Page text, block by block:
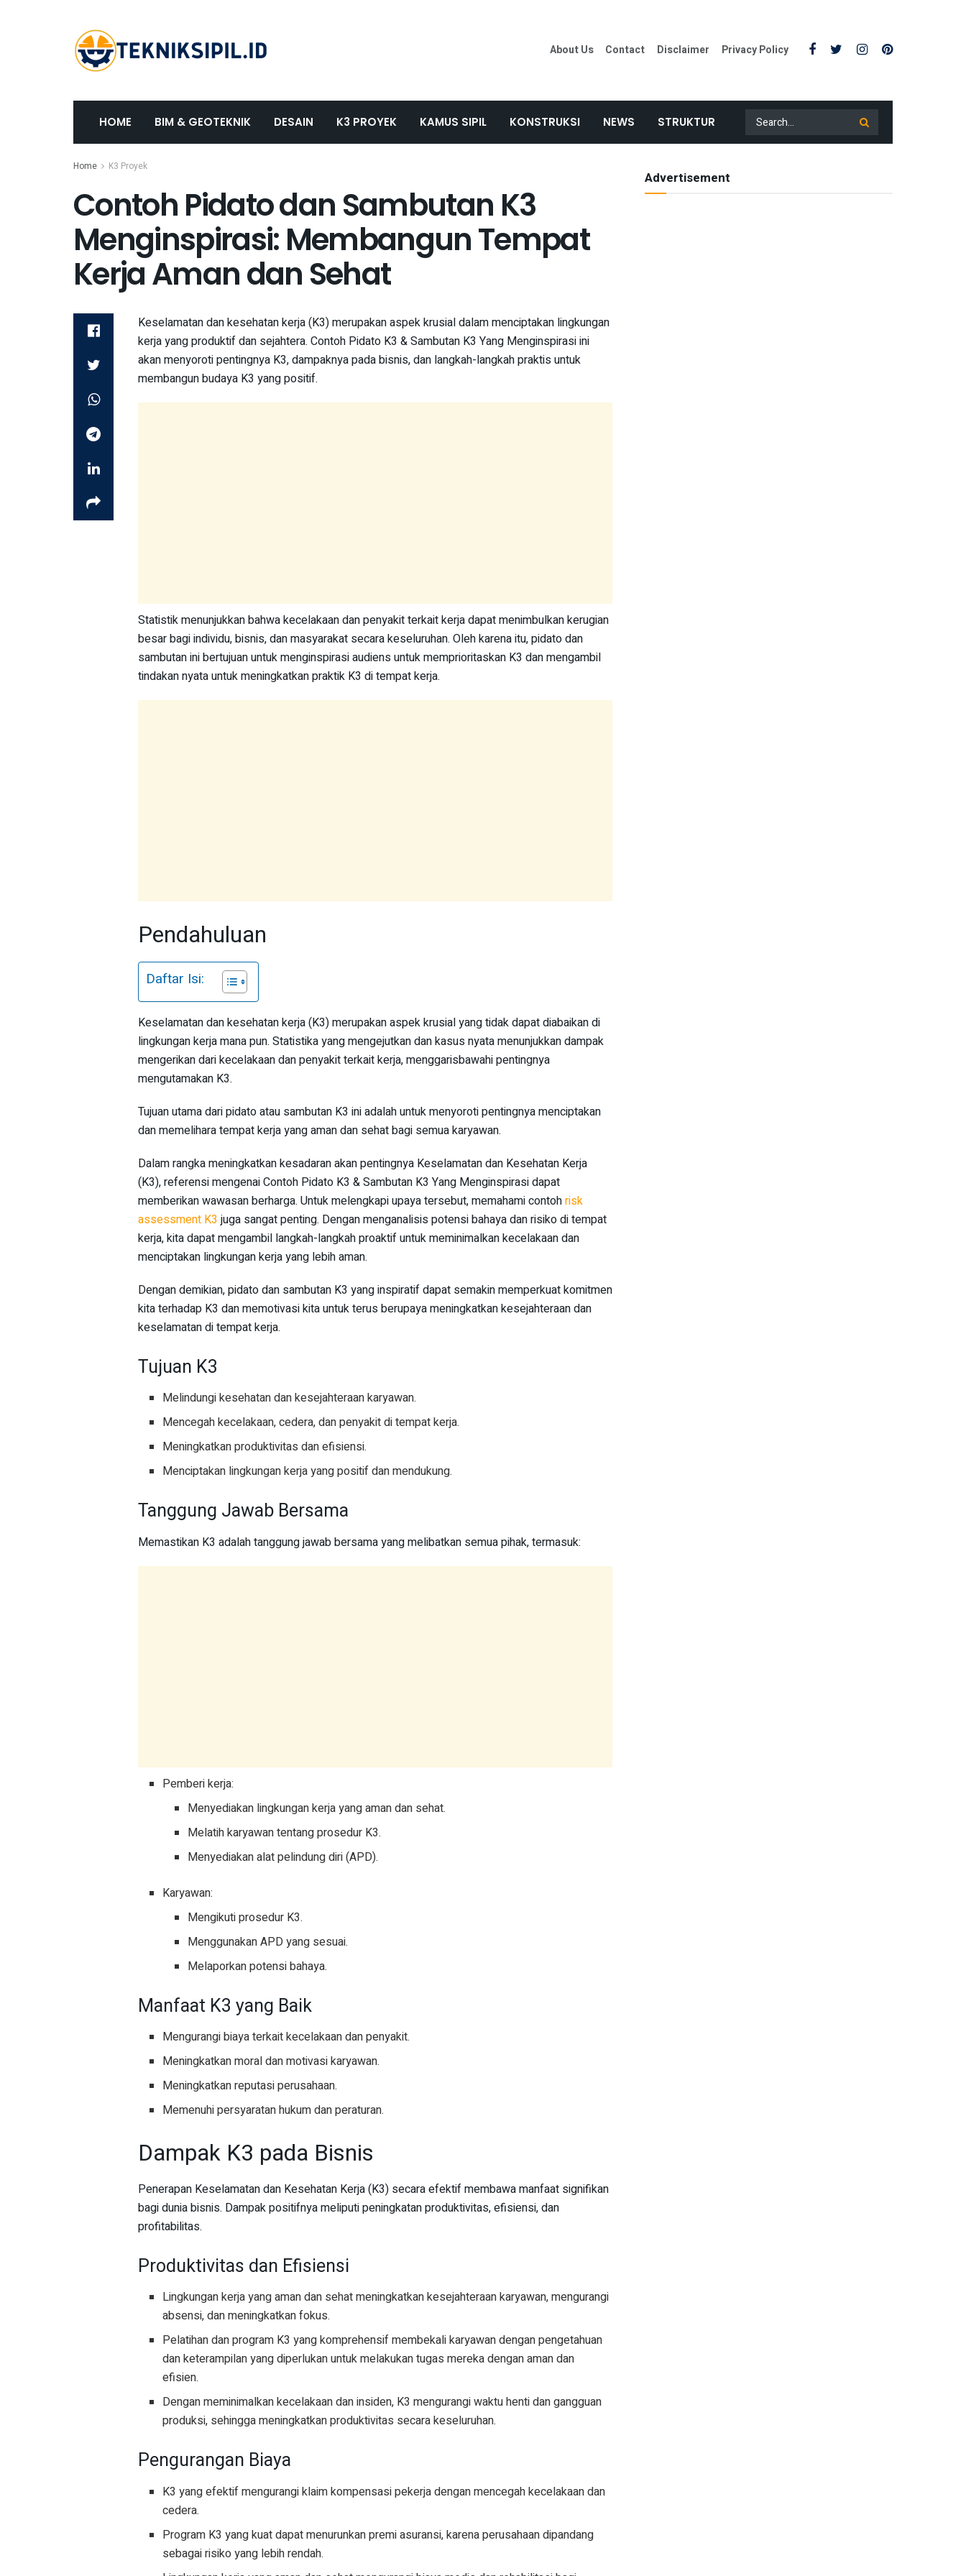
About Us Contact Disclaimer Privacy Policy
HOME BIM & GEOTEKNIK DESAIN K3 PROYEK KAMUS SIPIL KONSTRUKSI NEWS STRUKTUR
Home K3 Proyek
Contoh Pidato dan Sambutan K3
Menginspirasi: Membangun Tempat
Kerja Aman dan Sehat
Keselamatan dan kesehatan kerja (K3) merupakan aspek krusial dalam menciptakan lingkungan
kerja yang produktif dan sejahtera. Contoh Pidato K3 & Sambutan K3 Yang Menginspirasi ini
akan menyoroti pentingnya K3, dampaknya pada bisnis, dan langkah-langkah praktis untuk
membangun budaya K3 yang positif.
Statistik menunjukkan bahwa kecelakaan dan penyakit terkait kerja dapat menimbulkan kerugian
besar bagi individu, bisnis, dan masyarakat secara keseluruhan. Oleh karena itu, pidato dan
sambutan ini bertujuan untuk menginspirasi audiens untuk memprioritaskan K3 dan mengambil
tindakan nyata untuk meningkatkan praktik K3 di tempat kerja.
Pendahuluan
Daftar Isi:
Keselamatan dan kesehatan kerja (K3) merupakan aspek krusial yang tidak dapat diabaikan di
lingkungan kerja mana pun. Statistika yang mengejutkan dan kasus nyata menunjukkan dampak
mengerikan dari kecelakaan dan penyakit terkait kerja, menggarisbawahi pentingnya
mengutamakan K3.
Tujuan utama dari pidato atau sambutan K3 ini adalah untuk menyoroti pentingnya menciptakan
dan memelihara tempat kerja yang aman dan sehat bagi semua karyawan.
Dalam rangka meningkatkan kesadaran akan pentingnya Keselamatan dan Kesehatan Kerja
(K3), referensi mengenai Contoh Pidato K3 & Sambutan K3 Yang Menginspirasi dapat
memberikan wawasan berharga. Untuk melengkapi upaya tersebut, memahami contohrisk
assessment K3 juga sangat penting. Dengan menganalisis potensi bahaya dan risiko di tempat
kerja, kita dapat mengambil langkah-langkah proaktif untuk meminimalkan kecelakaan dan
menciptakan lingkungan kerja yang lebih aman.
Dengan demikian, pidato dan sambutan K3 yang inspiratif dapat semakin memperkuat komitmen
kita terhadap K3 dan memotivasi kita untuk terus berupaya meningkatkan kesejahteraan dan
keselamatan di tempat kerja.
Tujuan K3
Melindungi kesehatan dan kesejahteraan karyawan.
Mencegah kecelakaan, cedera, dan penyakit di tempat kerja.
Meningkatkan produktivitas dan efisiensi.
Menciptakan lingkungan kerja yang positif dan mendukung.
Tanggung Jawab Bersama
Memastikan K3 adalah tanggung jawab bersama yang melibatkan semua pihak, termasuk:
Pemberi kerja:
Menyediakan lingkungan kerja yang aman dan sehat.
Melatih karyawan tentang prosedur K3.
Menyediakan alat pelindung diri (APD).
Karyawan:
Mengikuti prosedur K3.
Menggunakan APD yang sesuai.
Melaporkan potensi bahaya.
Manfaat K3 yang Baik
Mengurangi biaya terkait kecelakaan dan penyakit.
Meningkatkan moral dan motivasi karyawan.
Meningkatkan reputasi perusahaan.
Memenuhi persyaratan hukum dan peraturan.
Dampak K3 pada Bisnis
Penerapan Keselamatan dan Kesehatan Kerja (K3) secara efektif membawa manfaat signifikan
bagi dunia bisnis. Dampak positifnya meliputi peningkatan produktivitas, efisiensi, dan
profitabilitas.
Produktivitas dan Efisiensi
Lingkungan kerja yang aman dan sehat meningkatkan kesejahteraan karyawan, mengurangi
absensi, dan meningkatkan fokus.
Pelatihan dan program K3 yang komprehensif membekali karyawan dengan pengetahuan
dan keterampilan yang diperlukan untuk melakukan tugas mereka dengan aman dan
efisien.
Dengan meminimalkan kecelakaan dan insiden, K3 mengurangi waktu henti dan gangguan
produksi, sehingga meningkatkan produktivitas secara keseluruhan.
Pengurangan Biaya
K3 yang efektif mengurangi klaim kompensasi pekerja dengan mencegah kecelakaan dan
cedera.
Program K3 yang kuat dapat menurunkan premi asuransi, karena perusahaan dipandang
sebagai risiko yang lebih rendah.
Advertisement